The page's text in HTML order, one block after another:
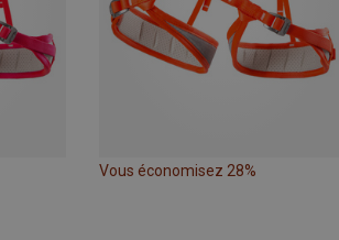
Vous économisez 28%